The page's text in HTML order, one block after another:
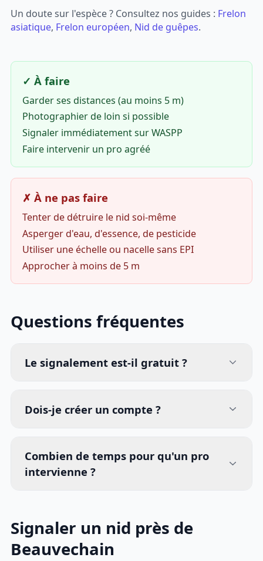
Un doute sur l'espèce ? Consultez nos guides : Frelon
asiatique, Frelon européen, Nid de guêpes.
✓ À faire
Garder ses distances (au moins 5 m)
Photographier de loin si possible
Signaler immédiatement sur WASPP
Faire intervenir un pro agréé
✗ À ne pas faire
Tenter de détruire le nid soi-même
Asperger d'eau, d'essence, de pesticide
Utiliser une échelle ou nacelle sans EPI
Approcher à moins de 5 m
Questions fréquentes
Le signalement est-il gratuit ?
Dois-je créer un compte ?
Combien de temps pour qu'un pro
intervienne ?
Signaler un nid près de
Beauvechain